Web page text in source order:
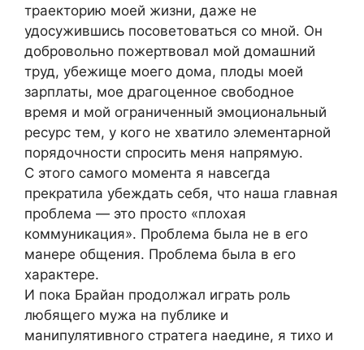
траекторию моей жизни, даже не
удосужившись посоветоваться со мной. Он
добровольно пожертвовал мой домашний
труд, убежище моего дома, плоды моей
зарплаты, мое драгоценное свободное
время и мой ограниченный эмоциональный
ресурс тем, у кого не хватило элементарной
порядочности спросить меня напрямую.
С этого самого момента я навсегда
прекратила убеждать себя, что наша главная
проблема — это просто «плохая
коммуникация». Проблема была не в его
манере общения. Проблема была в его
характере.
И пока Брайан продолжал играть роль
любящего мужа на публике и
манипулятивного стратега наедине, я тихо и